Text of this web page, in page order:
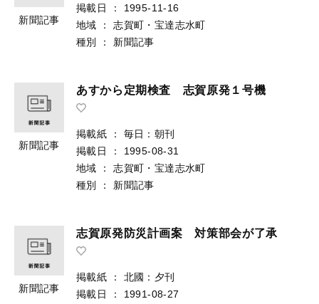
新聞記事
掲載日
：
1995-11-16
地域
：
志賀町・宝達志水町
種別
： 新聞記事
新聞記事
あすから定期検査 志賀原発１号機
掲載紙 ：
毎日：朝刊
掲載日
：
1995-08-31
地域
：
志賀町・宝達志水町
種別
： 新聞記事
新聞記事
志賀原発防災計画案 対策部会が了承
掲載紙 ：
北國：夕刊
掲載日
：
1991-08-27